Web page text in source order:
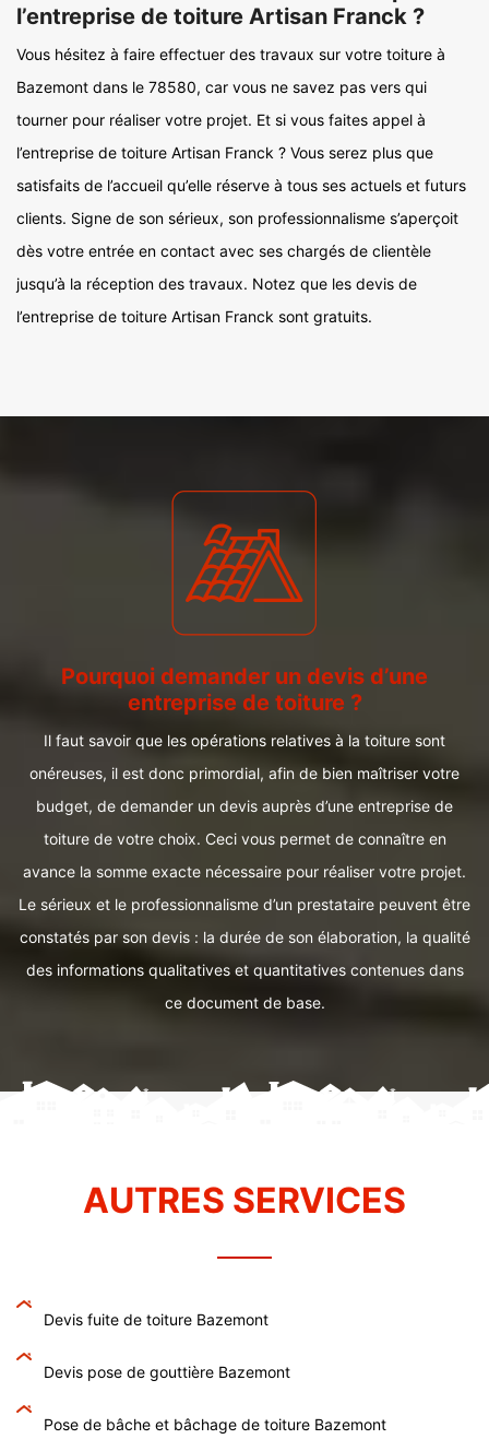
l’entreprise de toiture Artisan Franck ?
Vous hésitez à faire effectuer des travaux sur votre toiture à
Bazemont dans le 78580, car vous ne savez pas vers qui
tourner pour réaliser votre projet. Et si vous faites appel à
l’entreprise de toiture Artisan Franck ? Vous serez plus que
satisfaits de l’accueil qu’elle réserve à tous ses actuels et futurs
clients. Signe de son sérieux, son professionnalisme s’aperçoit
dès votre entrée en contact avec ses chargés de clientèle
jusqu’à la réception des travaux. Notez que les devis de
l’entreprise de toiture Artisan Franck sont gratuits.
Pourquoi demander un devis d’une
entreprise de toiture ?
Il faut savoir que les opérations relatives à la toiture sont
onéreuses, il est donc primordial, afin de bien maîtriser votre
budget, de demander un devis auprès d’une entreprise de
toiture de votre choix. Ceci vous permet de connaître en
avance la somme exacte nécessaire pour réaliser votre projet.
Le sérieux et le professionnalisme d’un prestataire peuvent être
constatés par son devis : la durée de son élaboration, la qualité
des informations qualitatives et quantitatives contenues dans
ce document de base.
AUTRES SERVICES
Devis fuite de toiture Bazemont
Devis pose de gouttière Bazemont
Pose de bâche et bâchage de toiture Bazemont